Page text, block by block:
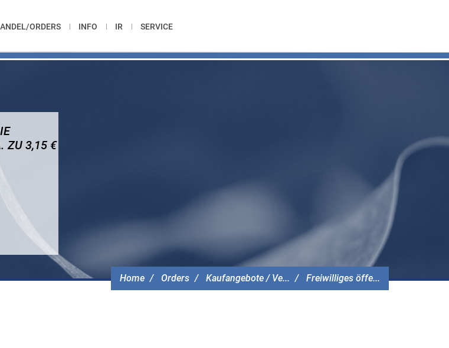
ORDERS INFO IR SERVICE
Home Orders Kaufangebote / Ve... Freiwilliges öffe...
ZU 3,15 €